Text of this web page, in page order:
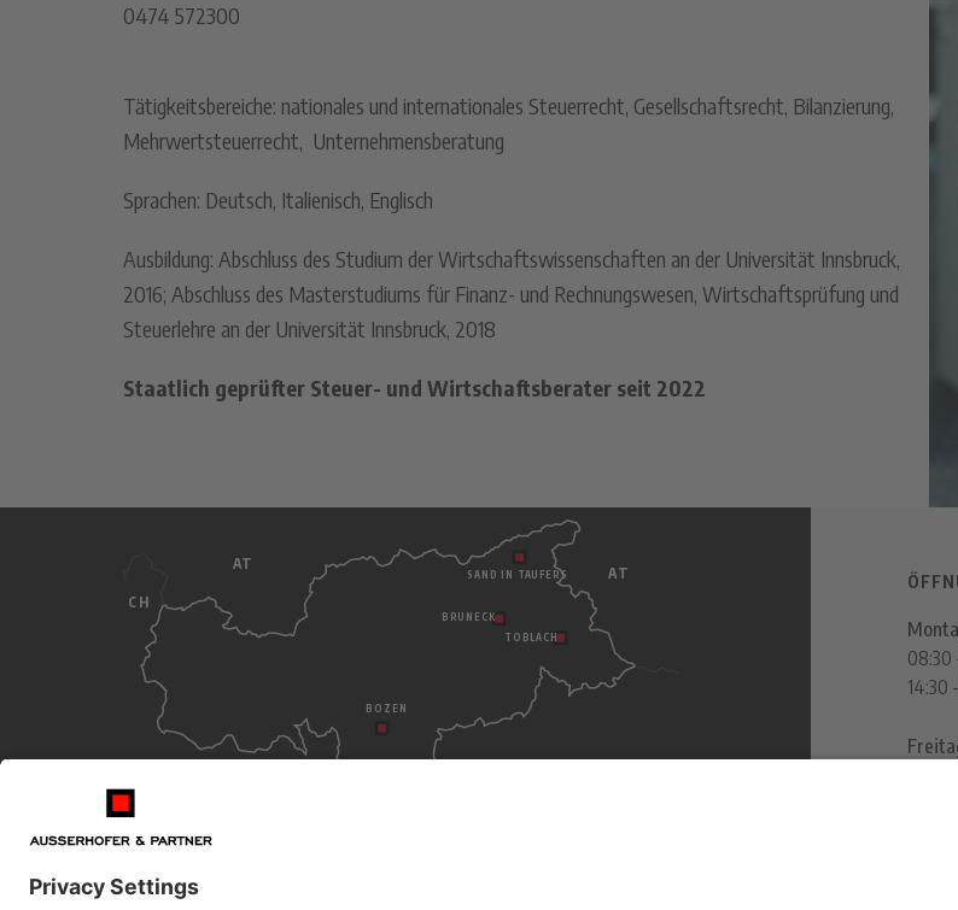
0474 572300
Tätigkeitsbereiche: nationales und internationales Steuerrecht, Gesellschaftsrecht, Bilanzierung,
Mehrwertsteuerrecht, Unternehmensberatung
Sprachen: Deutsch, Italienisch, Englisch
Ausbildung: Abschluss des Studium der Wirtschaftswissenschaften an der Universität Innsbruck,
2016; Abschluss des Masterstudiums für Finanz- und Rechnungswesen, Wirtschaftsprüfung und
Steuerlehre an der Universität Innsbruck, 2018
Staatlich geprüfter Steuer- und Wirtschaftsberater seit 2022
AT
AT
CH
BOZEN
BRUNECK
TOBLACH
SAND IN TAUFERS
08:30
14:30
BRUNECK